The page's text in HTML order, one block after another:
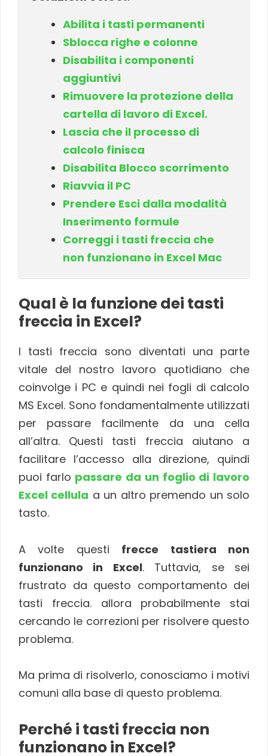
Abilita i tasti permanenti
Sblocca righe e colonne
Disabilita i componenti
aggiuntivi
Rimuovere la protezione della
cartella di lavoro di Excel.
Lascia che il processo di
calcolo finisca
Disabilita Blocco scorrimento
Riavvia il PC
Prendere Esci dalla modalità
Inserimento formule
Correggi i tasti freccia che
non funzionano in Excel Mac
Qual è la funzione dei tasti
freccia in Excel?
I tasti freccia sono diventati una parte
vitale del nostro lavoro quotidiano che
coinvolge i PC e quindi nei fogli di calcolo
MS Excel. Sono fondamentalmente utilizzati
per passare facilmente da una cella
all’altra. Questi tasti freccia aiutano a
facilitare l’accesso alla direzione, quindi
puoi farlo passare da un foglio di lavoro
Excel cellula a un altro premendo un solo
tasto.
A volte questi frecce tastiera non
funzionano in Excel. Tuttavia, se sei
frustrato da questo comportamento dei
tasti freccia. allora probabilmente stai
cercando le correzioni per risolvere questo
problema.
Ma prima di risolverlo, conosciamo i motivi
comuni alla base di questo problema.
Perché i tasti freccia non
funzionano in Excel?